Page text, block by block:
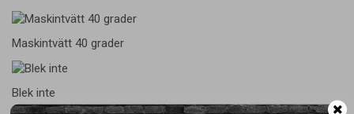
Maskintvätt 40 grader
Blek inte